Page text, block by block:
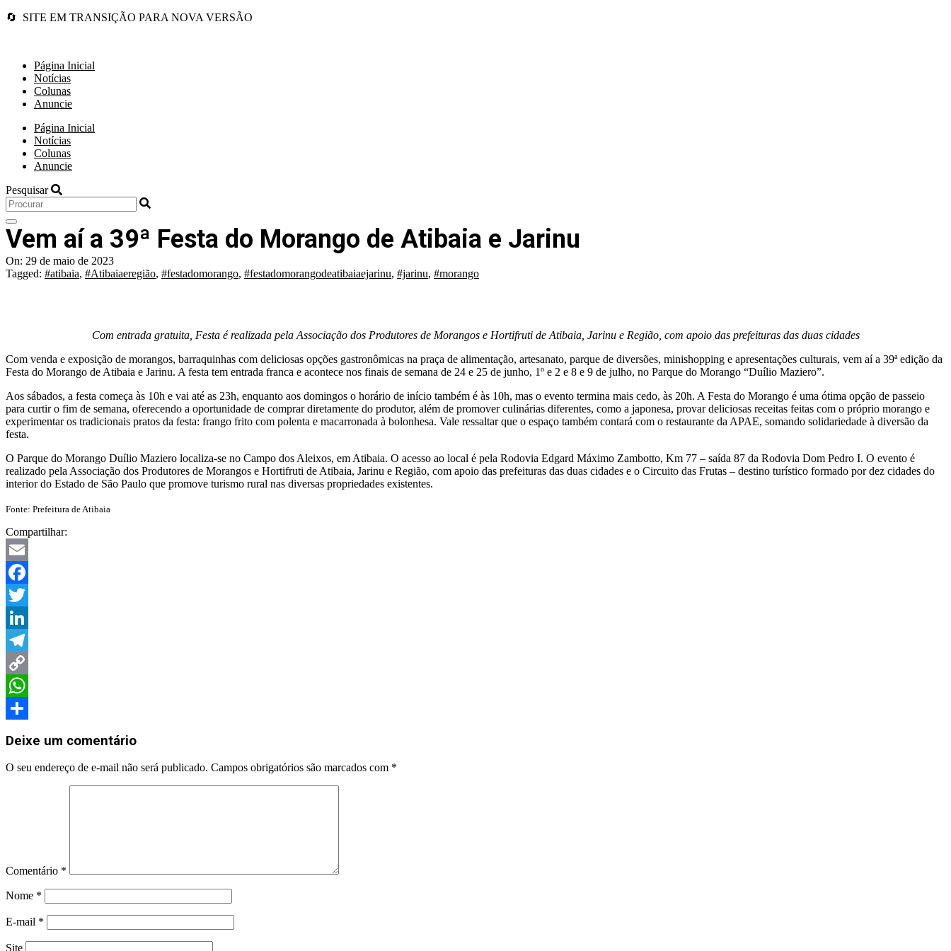
🔄 SITE EM TRANSIÇÃO PARA NOVA VERSÃO
Página Inicial
Notícias
Colunas
Anuncie
Página Inicial
Notícias
Colunas
Anuncie
Pesquisar
Vem aí a 39ª Festa do Morango de Atibaia e Jarinu
On: 29 de maio de 2023
Tagged: #atibaia, #Atibaiaeregião, #festadomorango, #festadomorangodeatibaiaejarinu, #jarinu, #morango
Com entrada gratuita, Festa é realizada pela Associação dos Produtores de Morangos e Hortifruti de Atibaia, Jarinu e Região, com apoio das prefeituras das duas cidades
Com venda e exposição de morangos, barraquinhas com deliciosas opções gastronômicas na praça de alimentação, artesanato, parque de diversões, minishopping e apresentações culturais, vem aí a 39ª edição da
Festa do Morango de Atibaia e Jarinu. A festa tem entrada franca e acontece nos finais de semana de 24 e 25 de junho, 1º e 2 e 8 e 9 de julho, no Parque do Morango “Duílio Maziero”.
Aos sábados, a festa começa às 10h e vai até as 23h, enquanto aos domingos o horário de início também é às 10h, mas o evento termina mais cedo, às 20h. A Festa do Morango é uma ótima opção de passeio
para curtir o fim de semana, oferecendo a oportunidade de comprar diretamente do produtor, além de promover culinárias diferentes, como a japonesa, provar deliciosas receitas feitas com o próprio morango e
experimentar os tradicionais pratos da festa: frango frito com polenta e macarronada à bolonhesa. Vale ressaltar que o espaço também contará com o restaurante da APAE, somando solidariedade à diversão da
festa.
O Parque do Morango Duílio Maziero localiza-se no Campo dos Aleixos, em Atibaia. O acesso ao local é pela Rodovia Edgard Máximo Zambotto, Km 77 – saída 87 da Rodovia Dom Pedro I. O evento é
realizado pela Associação dos Produtores de Morangos e Hortifruti de Atibaia, Jarinu e Região, com apoio das prefeituras das duas cidades e o Circuito das Frutas – destino turístico formado por dez cidades do
interior do Estado de São Paulo que promove turismo rural nas diversas propriedades existentes.
Fonte: Prefeitura de Atibaia
Compartilhar:
Email
Facebook
Twitter
LinkedIn
Telegram
Copy
Link
WhatsApp
05-
Deixe um comentário
O seu endereço de e-mail não será publicado. Campos obrigatórios são marcados com *
Comentário *
Nome *
E-mail *
Site